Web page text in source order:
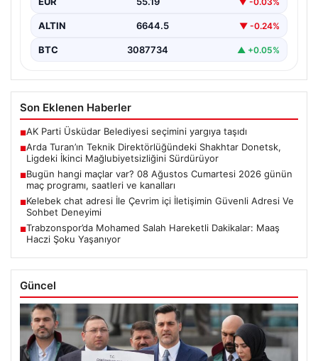
önderliğinde güçlü bir…
ALTIN 6644.5 ▼ -0.24%
BTC 3087734 ▲ +0.05%
Son Eklenen Haberler
■AK Parti Üsküdar Belediyesi seçimini yargıya taşıdı
■Arda Turan’ın Teknik Direktörlüğündeki Shakhtar Donetsk,
Ligdeki İkinci Mağlubiyetsizliğini Sürdürüyor
■Bugün hangi maçlar var? 08 Ağustos Cumartesi 2026 günün
maç programı, saatleri ve kanalları
■Kelebek chat adresi İle Çevrim içi İletişimin Güvenli Adresi Ve
Sohbet Deneyimi
■Trabzonspor’da Mohamed Salah Hareketli Dakikalar: Maaş
Haczi Şoku Yaşanıyor
Güncel